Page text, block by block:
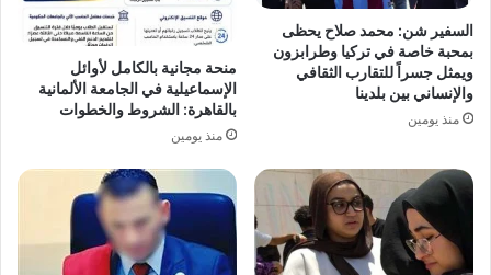
السفير شن: محمد صلاح يحظى
بمحبة خاصة في تركيا وطرابزون
ويمثل جسراً للتقارب الثقافي
والإنساني بين بلدينا
منذ يومين
منحة مجانية بالكامل لأوائل
الإسماعيلية في الجامعة الألمانية
بالقاهرة: الشروط والخطوات
منذ يومين